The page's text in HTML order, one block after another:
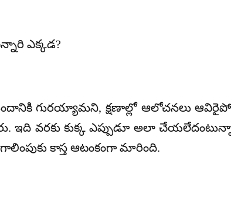
ఎక్కడ?
గురయ్యామని, క్షణాల్లో ఆలోచనలు
ఇది వరకు కుక్క ఎప్పుడూ అలా
కాస్త ఆటంకంగా మారింది.